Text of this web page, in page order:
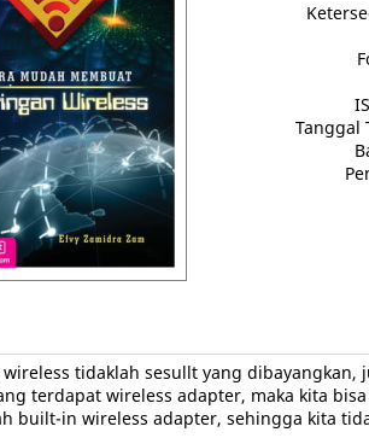
Tanggal
tidaklah sesullt yang
terdapat wireless adapter, maka kita
built-in wireless adapter, sehingga kita